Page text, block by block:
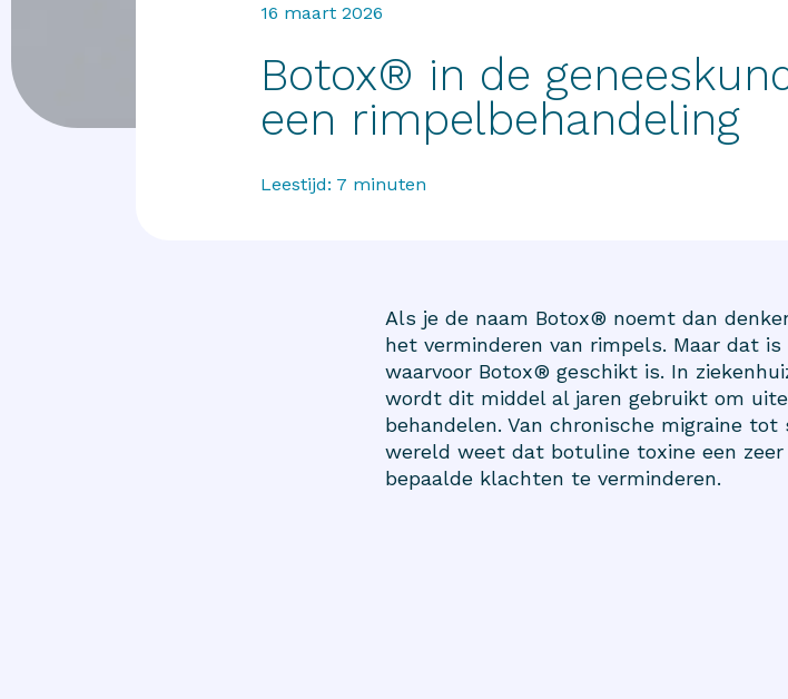
16 maart 2026
Botox® in de
een rimpelbehandeling
Leestijd: 7 minuten
Als je de naam Botox® noemt dan
het verminderen van rimpels. Maar dat
waarvoor Botox® geschikt is. In
wordt dit middel al jaren gebruikt om
behandelen. Van chronische migraine
wereld weet dat botuline toxine een
bepaalde klachten te verminderen.